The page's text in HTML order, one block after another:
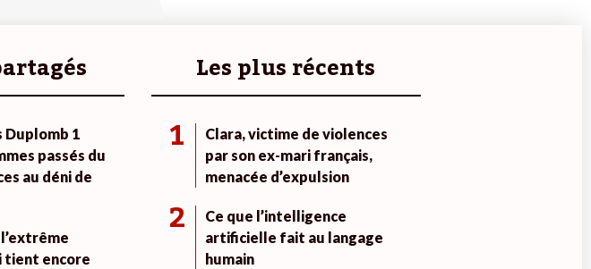
Duplomb 1
passés du
au déni de
tient encore
Les plus récents
1
Clara, victime de violences
par son ex-mari français,
menacée d’expulsion
2
Ce que l’intelligence
artificielle fait au langage
humain